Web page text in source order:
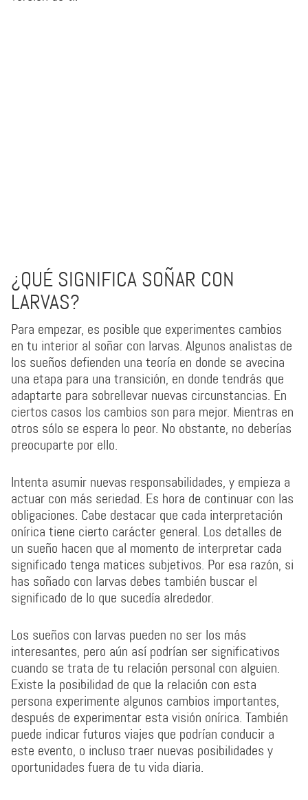
¿QUÉ SIGNIFICA SOÑAR CON
LARVAS?
Para empezar, es posible que experimentes cambios
en tu interior al soñar con larvas. Algunos analistas de
los sueños defienden una teoría en donde se avecina
una etapa para una transición, en donde tendrás que
adaptarte para sobrellevar nuevas circunstancias. En
ciertos casos los cambios son para mejor. Mientras en
otros sólo se espera lo peor. No obstante, no deberías
preocuparte por ello.
Intenta asumir nuevas responsabilidades, y empieza a
actuar con más seriedad. Es hora de continuar con las
obligaciones. Cabe destacar que cada interpretación
onírica tiene cierto carácter general. Los detalles de
un sueño hacen que al momento de interpretar cada
significado tenga matices subjetivos. Por esa razón, si
has soñado con larvas debes también buscar el
significado de lo que sucedía alrededor.
Los sueños con larvas pueden no ser los más
interesantes, pero aún así podrían ser significativos
cuando se trata de tu relación personal con alguien.
Existe la posibilidad de que la relación con esta
persona experimente algunos cambios importantes,
después de experimentar esta visión onírica. También
puede indicar futuros viajes que podrían conducir a
este evento, o incluso traer nuevas posibilidades y
oportunidades fuera de tu vida diaria.